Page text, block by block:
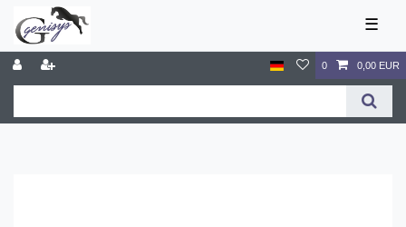
☰
0 0,00 EUR